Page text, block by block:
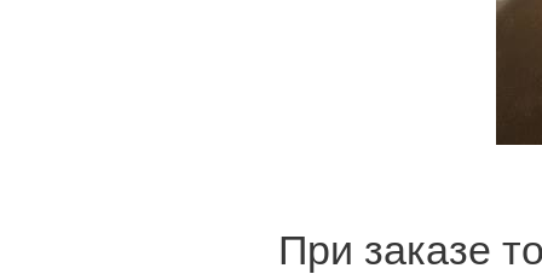
При заказе